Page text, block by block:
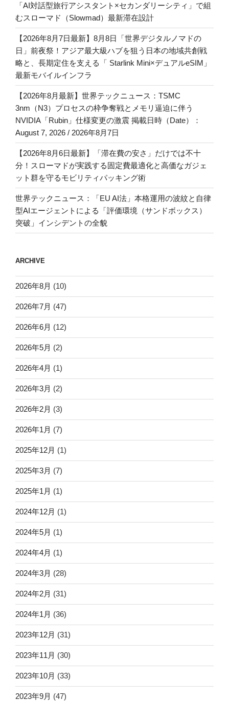
「AI対話型旅行アシスタント×セカンダリーシティ」で組
むスローマド（Slowmad）最新滞在設計
【2026年8月7日最新】8月8日「世界デジタルノマドの
日」前夜祭！アジア最大級ハブを狙う日本の地域共創戦
略と、長期定住を支える「 Starlink Mini×デュアルeSIM」
最新モバイルインフラ
【2026年8月最新】世界テックニュース：TSMC
3nm（N3）プロセスの枠争奪戦とメモリ逼迫に伴う
NVIDIA「Rubin」仕様変更の激震 掲載日時（Date）：
August 7, 2026 / 2026年8月7日
【2026年8月6日最新】「滞在費の安さ」だけでは不十
分！スローマドが実践する固定費最適化と高価なガジェ
ット群を守るモビリティパッキング術
世界テックニュース：「EU AI法」本格運用の波紋と自律
型AIエージェントによる「評価環境（サンドボックス）
突破」インシデントの全貌
ARCHIVE
2026年8月 (10)
2026年7月 (47)
2026年6月 (12)
2026年5月 (2)
2026年4月 (1)
2026年3月 (2)
2026年2月 (3)
2026年1月 (7)
2025年12月 (1)
2025年3月 (7)
2025年1月 (1)
2024年12月 (1)
2024年5月 (1)
2024年4月 (1)
2024年3月 (28)
2024年2月 (31)
2024年1月 (36)
2023年12月 (31)
2023年11月 (30)
2023年10月 (33)
2023年9月 (47)